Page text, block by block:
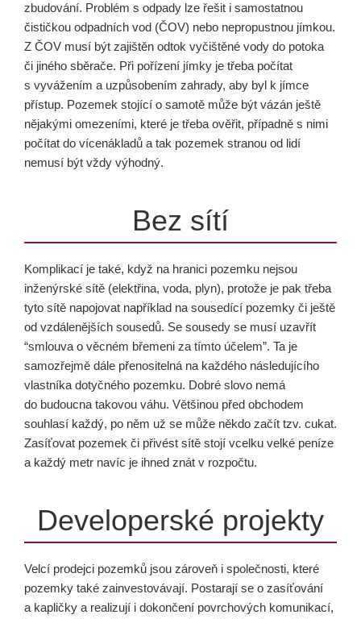
zbudování. Problém s odpady lze řešit i samostatnou
čističkou odpadních vod (ČOV) nebo nepropustnou jímkou.
Z ČOV musí být zajištěn odtok vyčištěné vody do potoka
či jiného sběrače. Při pořízení jímky je třeba počítat
s vyvážením a uzpůsobením zahrady, aby byl k jímce
přístup. Pozemek stojící o samotě může být vázán ještě
nějakými omezeními, které je třeba ověřit, případně s nimi
počítat do vícenákladů a tak pozemek stranou od lidí
nemusí být vždy výhodný.
Bez sítí
Komplikací je také, když na hranici pozemku nejsou
inženýrské sítě (elektřina, voda, plyn), protože je pak třeba
tyto sítě napojovat například na sousedící pozemky či ještě
od vzdálenějších sousedů. Se sousedy se musí uzavřít
“smlouva o věcném břemeni za tímto účelem”. Ta je
samozřejmě dále přenositelná na každého následujícího
vlastníka dotyčného pozemku. Dobré slovo nemá
do budoucna takovou váhu. Většinou před obchodem
souhlasí každý, po něm už se může někdo začít tzv. cukat.
Zasíťovat pozemek či přivést sítě stojí vcelku velké peníze
a každý metr navíc je ihned znát v rozpočtu.
Developerské projekty
Velcí prodejci pozemků jsou zároveň i společnosti, které
pozemky také zainvestovávají. Postarají se o zasíťování
a kapličky a realizují i dokončení povrchových komunikací,